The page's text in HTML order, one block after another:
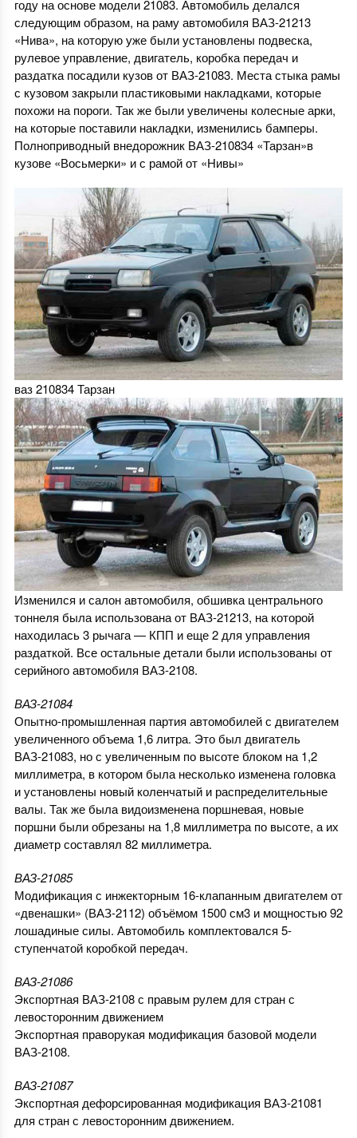
году на основе модели 21083. Автомобиль делался
следующим образом, на раму автомобиля ВАЗ-21213
«Нива», на которую уже были установлены подвеска,
рулевое управление, двигатель, коробка передач и
раздатка посадили кузов от ВАЗ-21083. Места стыка рамы
с кузовом закрыли пластиковыми накладками, которые
похожи на пороги. Так же были увеличены колесные арки,
на которые поставили накладки, изменились бамперы.
Полноприводный внедорожник ВАЗ-210834 «Тарзан»в
кузове «Восьмерки» и с рамой от «Нивы»
ваз 210834 Тарзан
Изменился и салон автомобиля, обшивка центрального
тоннеля была использована от ВАЗ-21213, на которой
находилась 3 рычага — КПП и еще 2 для управления
раздаткой. Все остальные детали были использованы от
серийного автомобиля ВАЗ-2108.
ВАЗ-21084
Опытно-промышленная партия автомобилей с двигателем
увеличенного объема 1,6 литра. Это был двигатель
ВАЗ-21083, но с увеличенным по высоте блоком на 1,2
миллиметра, в котором была несколько изменена головка
и установлены новый коленчатый и распределительные
валы. Так же была видоизменена поршневая, новые
поршни были обрезаны на 1,8 миллиметра по высоте, а их
диаметр составлял 82 миллиметра.
ВАЗ-21085
Модификация с инжекторным 16-клапанным двигателем от
«двенашки» (ВАЗ-2112) объёмом 1500 см3 и мощностью 92
лошадиные силы. Автомобиль комплектовался 5-
ступенчатой коробкой передач.
ВАЗ-21086
Экспортная ВАЗ-2108 с правым рулем для стран с
левосторонним движением
Экспортная праворукая модификация базовой модели
ВАЗ-2108.
ВАЗ-21087
Экспортная дефорсированная модификация ВАЗ-21081
для стран с левосторонним движением.